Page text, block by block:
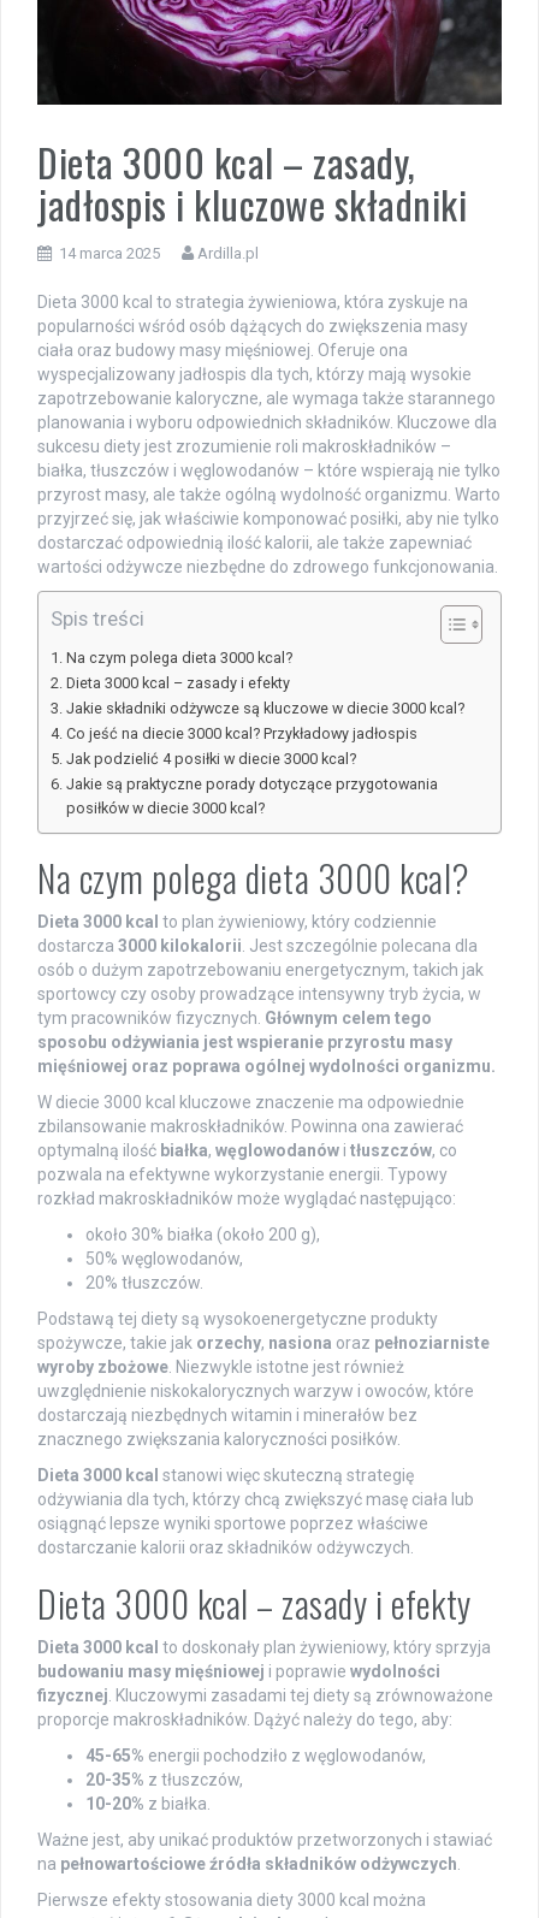
Dieta 3000 kcal – zasady,
jadłospis i kluczowe składniki
14 marca 2025 Ardilla.pl
Dieta 3000 kcal to strategia żywieniowa, która zyskuje na
popularności wśród osób dążących do zwiększenia masy
ciała oraz budowy masy mięśniowej. Oferuje ona
wyspecjalizowany jadłospis dla tych, którzy mają wysokie
zapotrzebowanie kaloryczne, ale wymaga także starannego
planowania i wyboru odpowiednich składników. Kluczowe dla
sukcesu diety jest zrozumienie roli makroskładników –
białka, tłuszczów i węglowodanów – które wspierają nie tylko
przyrost masy, ale także ogólną wydolność organizmu. Warto
przyjrzeć się, jak właściwie komponować posiłki, aby nie tylko
dostarczać odpowiednią ilość kalorii, ale także zapewniać
wartości odżywcze niezbędne do zdrowego funkcjonowania.
Spis treści
Na czym polega dieta 3000 kcal?
Dieta 3000 kcal – zasady i efekty
Jakie składniki odżywcze są kluczowe w diecie 3000 kcal?
Co jeść na diecie 3000 kcal? Przykładowy jadłospis
Jak podzielić 4 posiłki w diecie 3000 kcal?
Jakie są praktyczne porady dotyczące przygotowania
posiłków w diecie 3000 kcal?
Na czym polega dieta 3000 kcal?
Dieta 3000 kcal to plan żywieniowy, który codziennie
dostarcza 3000 kilokalorii . Jest szczególnie polecana dla
osób o dużym zapotrzebowaniu energetycznym, takich jak
sportowcy czy osoby prowadzące intensywny tryb życia, w
tym pracowników fizycznych. Głównym celem tego
sposobu odżywiania jest wspieranie przyrostu masy
mięśniowej oraz poprawa ogólnej wydolności organizmu.
W diecie 3000 kcal kluczowe znaczenie ma odpowiednie
zbilansowanie makroskładników. Powinna ona zawierać
optymalną ilość białka, węglowodanów i tłuszczów, co
pozwala na efektywne wykorzystanie energii. Typowy
rozkład makroskładników może wyglądać następująco:
około 30% białka (około 200 g),
50% węglowodanów,
20% tłuszczów.
Podstawą tej diety są wysokoenergetyczne produkty
spożywcze, takie jak orzechy, nasiona oraz pełnoziarniste
wyroby zbożowe . Niezwykle istotne jest również
uwzględnienie niskokalorycznych warzyw i owoców, które
dostarczają niezbędnych witamin i minerałów bez
znacznego zwiększania kaloryczności posiłków.
Dieta 3000 kcal stanowi więc skuteczną strategię
odżywiania dla tych, którzy chcą zwiększyć masę ciała lub
osiągnąć lepsze wyniki sportowe poprzez właściwe
dostarczanie kalorii oraz składników odżywczych.
Dieta 3000 kcal – zasady i efekty
Dieta 3000 kcal to doskonały plan żywieniowy, który sprzyja
budowaniu masy mięśniowej i poprawie wydolności
fizycznej . Kluczowymi zasadami tej diety są zrównoważone
proporcje makroskładników. Dążyć należy do tego, aby:
45-65% energii pochodziło z węglowodanów,
20-35% z tłuszczów,
10-20% z białka.
Ważne jest, aby unikać produktów przetworzonych i stawiać
na pełnowartościowe źródła składników odżywczych
Pierwsze efekty stosowania diety 3000 kcal można